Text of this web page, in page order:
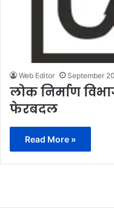
Web Editor September
लोक निर्माण
फेरबदल
Read More »